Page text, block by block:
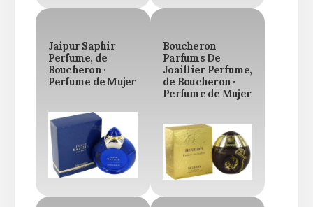
Jaipur Saphir
Perfume, de
Boucheron ·
Perfume de Mujer
Boucheron
Parfums De
Joaillier Perfume,
de Boucheron ·
Perfume de Mujer